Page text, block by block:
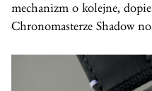
mechanizm o kolejne,
Chronomasterze Shadow